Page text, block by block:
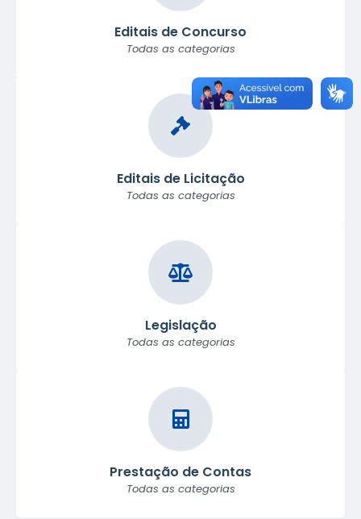
Editais de Concurso
Todas as categorias
Editais de Licitação
Todas as categorias
Legislação
Todas as categorias
Prestação de Contas
Todas as categorias